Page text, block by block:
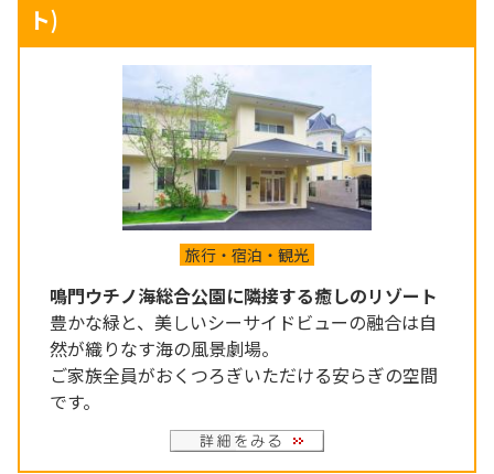
ト)
旅行・宿泊・観光
鳴門ウチノ海総合公園に隣接する癒しのリゾート
豊かな緑と、美しいシーサイドビューの融合は自
然が織りなす海の風景劇場。
ご家族全員がおくつろぎいただける安らぎの空間
です。